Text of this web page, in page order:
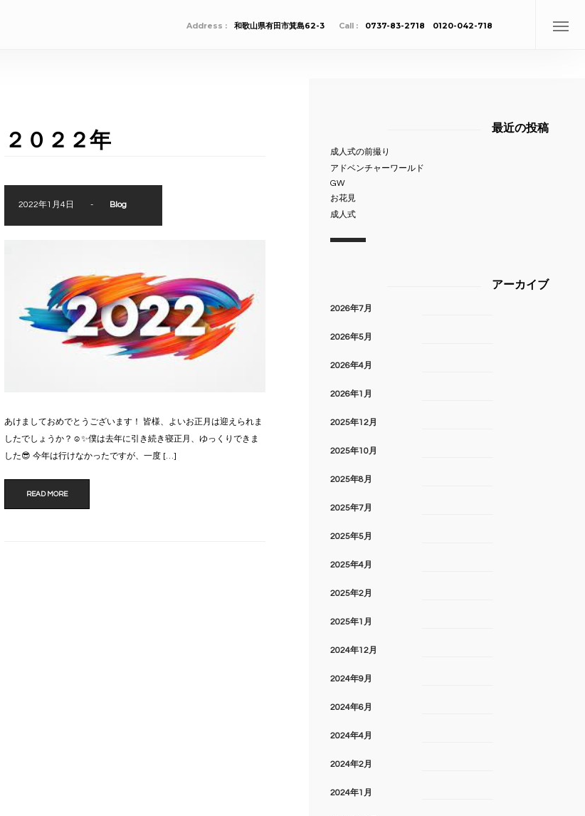
Address : 和歌山県有田市箕島62-3 Call : 0737-83-2718 0120-042-718
２０２２年
2022年1月4日 - Blog
あけましておめでとうございます！ 皆様、よいお正月は迎えられま
したでしょうか？☺️✨僕は去年に引き続き寝正月、ゆっくりできま
した😎 今年は行けなかったですが、一度 […]
READ MORE
最近の投稿
成人式の前撮り
アドベンチャーワールド
GW
お花見
成人式
アーカイブ
2026年7月
2026年5月
2026年4月
2026年1月
2025年12月
2025年10月
2025年8月
2025年7月
2025年5月
2025年4月
2025年2月
2025年1月
2024年12月
2024年9月
2024年6月
2024年4月
2024年2月
2024年1月